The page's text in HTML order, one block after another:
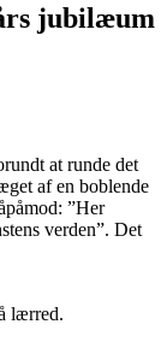
jubilæum
at runde det
af en boblende
”Her
verden”. Det
lærred.